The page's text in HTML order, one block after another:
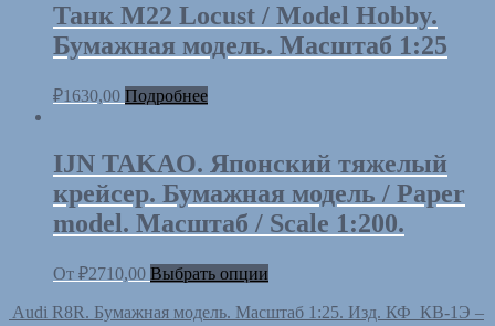
Танк M22 Locust / Model Hobby.
Бумажная модель. Масштаб 1:25
₽1630,00 Подробнее
IJN TAKAO. Японский тяжелый
крейсер. Бумажная модель / Paper
model. Масштаб / Scale 1:200.
От ₽2710,00 Выбрать опции
Audi R8R. Бумажная модель. Масштаб 1:25. Изд. КФ КВ-1Э –